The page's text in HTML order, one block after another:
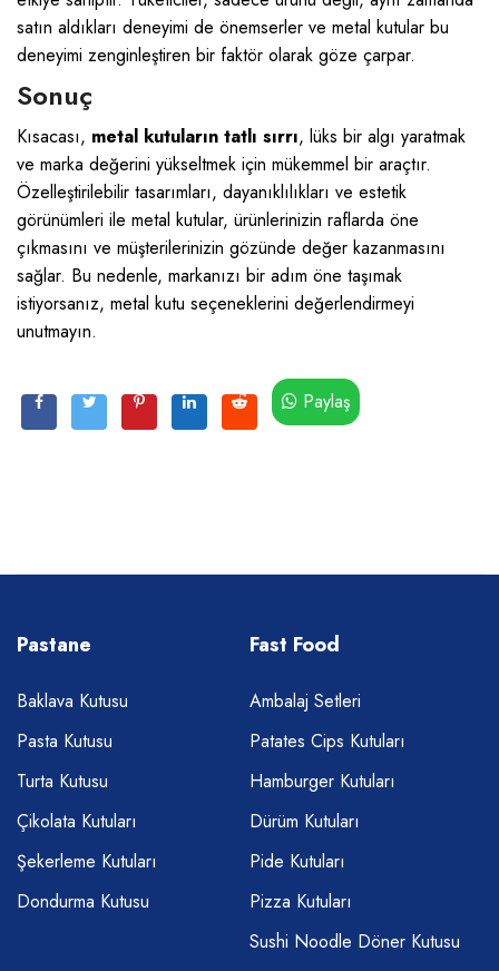
satın aldıkları deneyimi de önemserler ve metal kutular bu
deneyimi zenginleştiren bir faktör olarak göze çarpar.
Sonuç
Kısacası, metal kutuların tatlı sırrı, lüks bir algı yaratmak
ve marka değerini yükseltmek için mükemmel bir araçtır.
Özelleştirilebilir tasarımları, dayanıklılıkları ve estetik
görünümleri ile metal kutular, ürünlerinizin raflarda öne
çıkmasını ve müşterilerinizin gözünde değer kazanmasını
sağlar. Bu nedenle, markanızı bir adım öne taşımak
istiyorsanız, metal kutu seçeneklerini değerlendirmeyi
unutmayın.
Paylaş
Pastane
Baklava Kutusu
Pasta Kutusu
Turta Kutusu
Çikolata Kutuları
Şekerleme Kutuları
Dondurma Kutusu
Fast Food
Ambalaj Setleri
Patates Cips Kutuları
Hamburger Kutuları
Dürüm Kutuları
Pide Kutuları
Pizza Kutuları
Sushi Noodle Döner Kutusu